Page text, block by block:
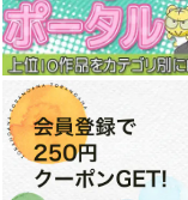
作品詳細